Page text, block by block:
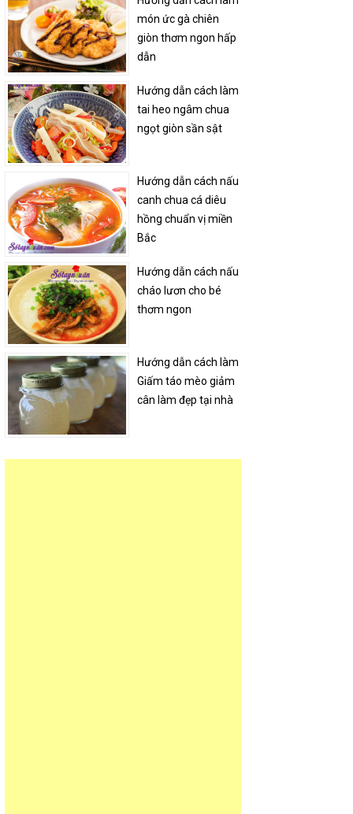
món ức gà chiên
giòn thơm ngon hấp
dẫn
Hướng dẫn cách làm
tai heo ngâm chua
ngọt giòn sần sật
Hướng dẫn cách nấu
canh chua cá diêu
hồng chuẩn vị miền
Bắc
Hướng dẫn cách nấu
cháo lươn cho bé
thơm ngon
Hướng dẫn cách làm
Giấm táo mèo giảm
cân làm đẹp tại nhà